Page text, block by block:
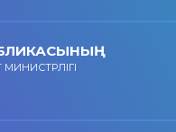
МИНИСТРЛІГІ